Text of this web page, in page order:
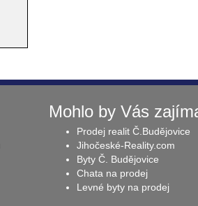
Mohlo by Vás
Prodej realit Č.Budějovice
Jihočeské-Reality.com
Byty Č. Budějovice
Chata na prodej
Levné byty na prodej